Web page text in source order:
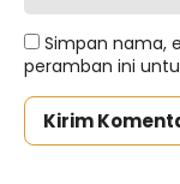
Simpan nama,
peramban ini